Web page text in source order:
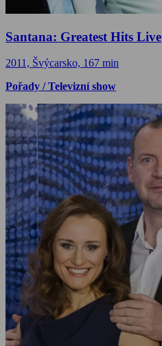
Santana: Greatest Hits Live
2011, Švýcarsko, 167 min
Pořady / Televizní show